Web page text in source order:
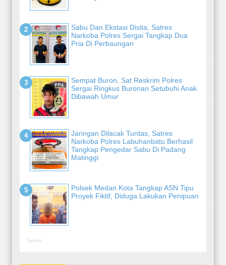
Sabu Dan Ekstasi Disita, Satres
Narkoba Polres Sergai Tangkap Dua
Pria Di Perbaungan
Sempat Buron, Sat Reskrim Polres
Sergai Ringkus Buronan Setubuhi Anak
Dibawah Umur
Jaringan Dilacak Tuntas, Satres
Narkoba Polres Labuhanbatu Berhasil
Tangkap Pengedar Sabu Di Padang
Matinggi
Polsek Medan Kota Tangkap ASN Tipu
Proyek Fiktif, Diduga Lakukan Penipuan
Terkini